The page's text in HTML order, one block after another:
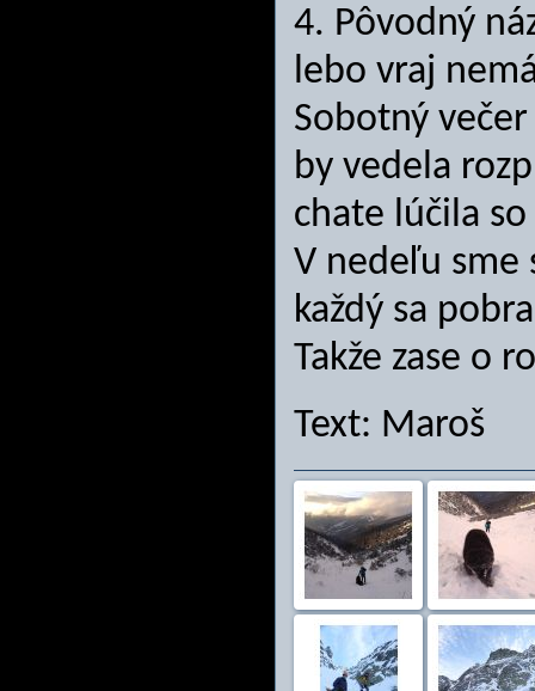
4. Pôvodný
lebo vraj
Sobotný
by vedela
chate lúčila
V nedeľu sme
každý sa
Takže zase o
Text: Maroš